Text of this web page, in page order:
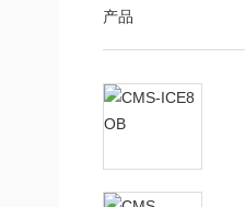
产品